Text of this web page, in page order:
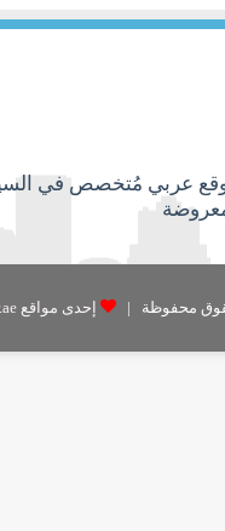
إحدى مواقع Yasser.ae